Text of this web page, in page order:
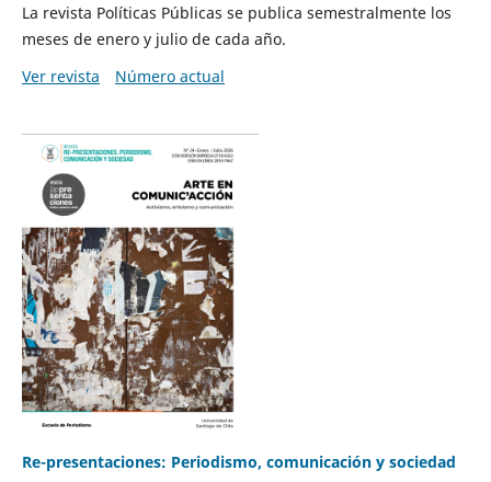
La revista Políticas Públicas se publica semestralmente los
meses de enero y julio de cada año.
Ver revista
Número actual
Re-presentaciones: Periodismo, comunicación y sociedad